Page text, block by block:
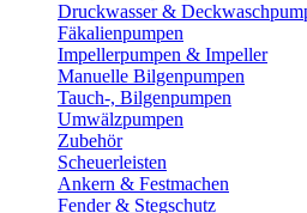
Druckwasser &
Fäkalienpumpen
Impellerpumpen & Impeller
Manuelle Bilgenpumpen
Tauch-, Bilgenpumpen
Umwälzpumpen
Zubehör
Scheuerleisten
Ankern & Festmachen
Fender & Stegschutz